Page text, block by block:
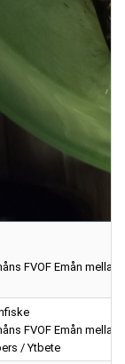
FVOF Emån
FVOF Emån
/ Ytbete